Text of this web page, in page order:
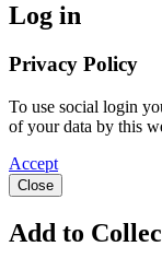
Log in
Privacy Policy
To use social login
of your data by this
Accept
Close
Add to